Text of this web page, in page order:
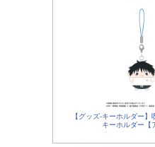
【グッズ-キーホルダー
キーホルダー【